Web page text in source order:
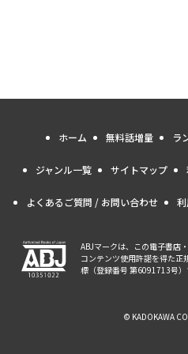
ホーム 無料話増量 ラ
ジャンル一覧 サイトマップ
よくあるご質問 / お問い合わせ
ABJマークは、この電子書店
コンテンツ使用許諾を得た正
標（登録番号 第6091713号）
© KADOKAWA